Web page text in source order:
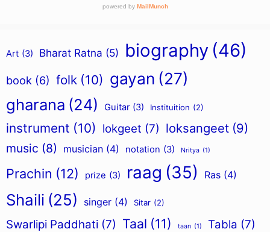
Art (3) Bharat Ratna (5) biography (46)
book (6) folk (10) gayan (27)
gharana (24) Guitar (3) Instituition (2)
instrument (10) lokgeet (7) loksangeet (9)
music (8) musician (4) notation (3) Nritya (1)
Prachin (12) prize (3) raag (35) Ras (4)
Shaili (25) singer (4) Sitar (2)
Swarlipi Paddhati (7) Taal (11) taan (1) Tabla (7)